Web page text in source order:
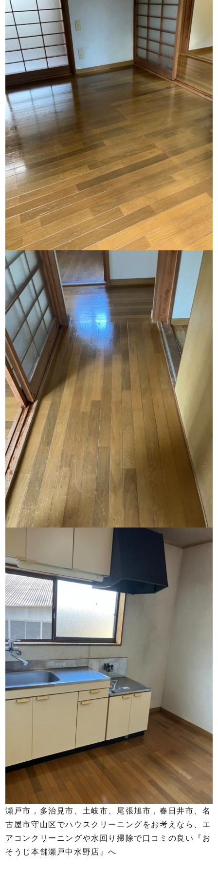
瀬戸市，多治見市、土岐市、尾張旭市，春日井市、名
古屋市守山区でハウスクリーニングをお考えなら、エ
アコンクリーニングや水回り掃除で口コミの良い『お
そうじ本舗瀬戸中水野店』へ